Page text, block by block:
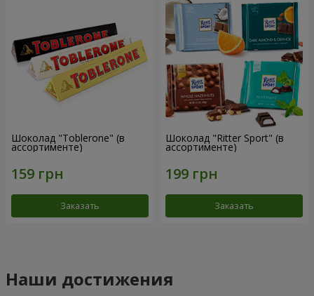
Шоколад "Toblerone" (в
ассортименте)
Заказать
Шоколад "Ritter Sport" (в
ассортименте)
Заказать
Наши достижения